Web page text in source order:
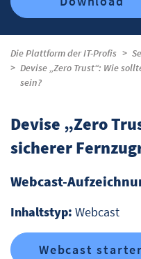
Die Plattform der IT-Profis
Devise „Zero Trust“: Wie
sein?
Devise „Zero
sicherer
Webcast-
Inhaltstyp: Webcast
Webcast